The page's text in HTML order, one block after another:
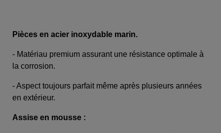
Pièces en acier inoxydable marin.
- Matériau premium assurant une résistance optimale à
la corrosion.
- Aspect toujours parfait même après plusieurs années
en extérieur.
Assise en mousse :